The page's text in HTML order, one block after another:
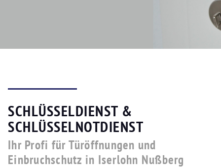
SCHLÜSSELDIENST &
SCHLÜSSELNOTDIENST
Ihr Profi für Türöffnungen und
Einbruchschutz in Iserlohn Nußberg